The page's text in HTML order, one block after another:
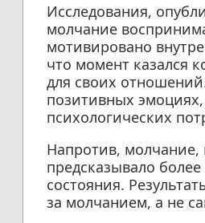
Исследования,
молчание
мотивировано
что момент казался
для своих
позитивных
психологических
Напротив, молчание,
предсказывало
состояния.
за молчанием, а не